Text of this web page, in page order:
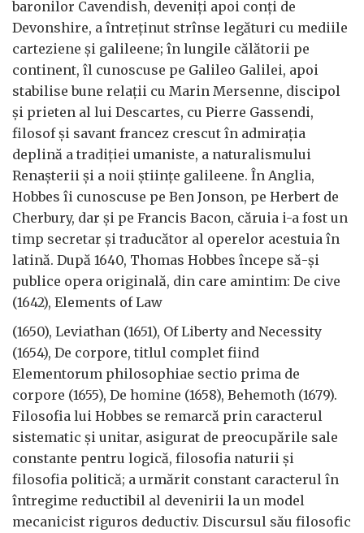
baronilor Cavendish, deveniți apoi conți de
Devonshire, a întreținut strînse legături cu mediile
carteziene și galileene; în lungile călătorii pe
continent, îl cunoscuse pe Galileo Galilei, apoi
stabilise bune relații cu Marin Mersenne, discipol
și prieten al lui Descartes, cu Pierre Gassendi,
filosof și savant francez crescut în admirația
deplină a tradiției umaniste, a naturalismului
Renașterii și a noii științe galileene. În Anglia,
Hobbes îi cunoscuse pe Ben Jonson, pe Herbert de
Cherbury, dar și pe Francis Bacon, căruia i-a fost un
timp secretar și traducător al operelor acestuia în
latină. După 1640, Thomas Hobbes începe să-și
publice opera originală, din care amintim: De cive
(1642), Elements of Law
(1650), Leviathan (1651), Of Liberty and Necessity
(1654), De corpore, titlul complet fiind
Elementorum philosophiae sectio prima de
corpore (1655), De homine (1658), Behemoth (1679).
Filosofia lui Hobbes se remarcă prin caracterul
sistematic și unitar, asigurat de preocupările sale
constante pentru logică, filosofia naturii și
filosofia politică; a urmărit constant caracterul în
întregime reductibil al devenirii la un model
mecanicist riguros deductiv. Discursul său filosofic